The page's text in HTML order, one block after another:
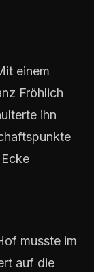
einem
Fröhlich
ihn
musste im
auf die